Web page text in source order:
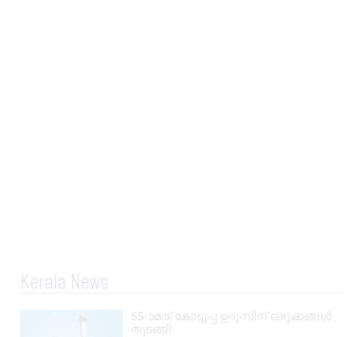
Kerala News
55-ാമത് കോട്ടുപ്പ ഉറൂസിന് ഒരുക്കങ്ങൾ
തുടങ്ങി